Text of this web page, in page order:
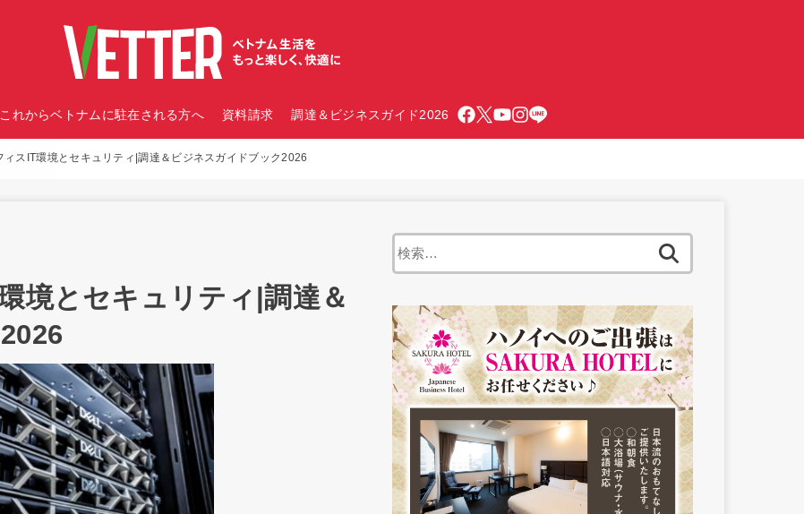
これからベトナムに駐在される方へ 資料請求 調達＆ビジネスガイド2026
ィスIT環境とセキュリティ|調達＆ビジネスガイドブック2026
境とセキュリティ|調達＆